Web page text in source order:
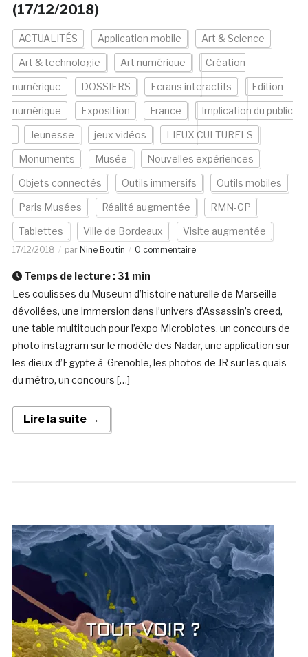
(17/12/2018)
ACTUALITÉS Application mobile Art & Science
Art & technologie Art numérique Création
numérique DOSSIERS Ecrans interactifs Edition
numérique Exposition France Implication du public
Jeunesse jeux vidéos LIEUX CULTURELS
Monuments Musée Nouvelles expériences
Objets connectés Outils immersifs Outils mobiles
Paris Musées Réalité augmentée RMN-GP
Tablettes Ville de Bordeaux Visite augmentée
17/12/2018 par Nine Boutin 0 commentaire
Temps de lecture : 31 min
Les coulisses du Museum d’histoire naturelle de Marseille
dévoilées, une immersion dans l’univers d’Assassin’s creed,
une table multitouch pour l’expo Microbiotes, un concours de
photo instagram sur le modèle des Nadar, une application sur
les dieux d’Egypte à Grenoble, les photos de JR sur les quais
du métro, un concours […]
Lire la suite →